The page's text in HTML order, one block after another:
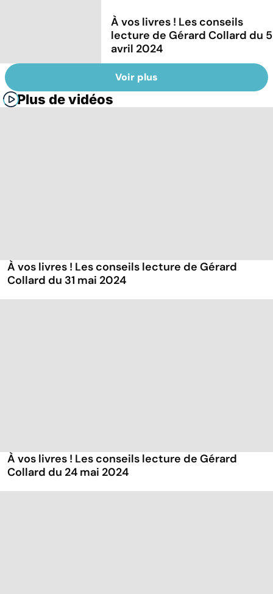
À vos livres ! Les conseils
lecture de Gérard Collard du 5
avril 2024
Voir plus
Plus de vidéos
À vos livres ! Les conseils lecture de Gérard
Collard du 31 mai 2024
À vos livres ! Les conseils lecture de Gérard
Collard du 24 mai 2024